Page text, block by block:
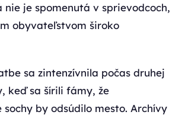
je spomenutá v sprievodcoch,
obyvateľstvom široko
sa zintenzívnila počas druhej
keď sa šírili fámy, že
sochy by odsúdilo mesto. Archívy